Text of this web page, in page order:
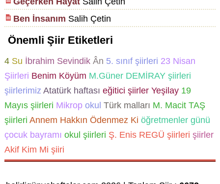
Ben İnsanım Salih Çetin
Önemli Şiir Etiketleri
4 Su İbrahim Sevindik Ân 5. sınıf şiirleri 23 Nisan
Şiirleri Benim Köyüm M.Güner DEMİRAY şiirleri
şiirlerimiz Atatürk haftası eğitici şiirler Yeşilay 19
Mayıs şiirleri Mikrop okul Türk malları M. Macit TAŞ
şiirleri Annem Hakkın Ödenmez Ki öğretmenler günü
çocuk bayramı okul şiirleri Ş. Enis REGÜ şiirleri şiirler
Akif Kim Mi şiiri